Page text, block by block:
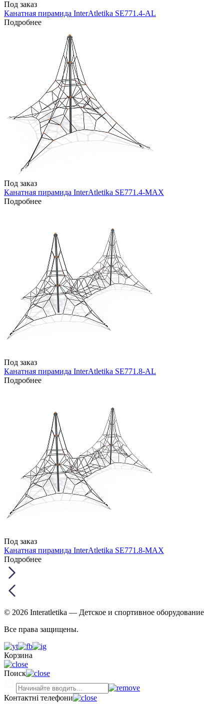
Под заказ
Канатная пирамида InterAtletika SE771.4-AL
Подробнее
Под заказ
Канатная пирамида InterAtletika SE771.4-MAX
Подробнее
Под заказ
Канатная пирамида InterAtletika SE771.8-AL
Подробнее
Под заказ
Канатная пирамида InterAtletika SE771.8-MAX
Подробнее
© 2026 Interatletika — Детское и спортивное оборудование
Все права защищены.
Корзина
Поиск
Контактні телефони